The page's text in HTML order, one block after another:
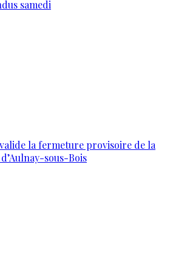
samedi
la fermeture provisoire de la
sous-Bois